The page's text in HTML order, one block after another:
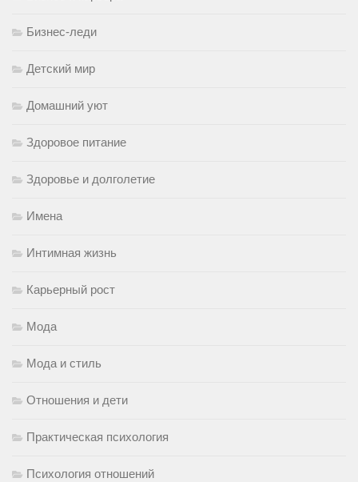
Бизнес-леди
Детский мир
Домашний уют
Здоровое питание
Здоровье и долголетие
Имена
Интимная жизнь
Карьерный рост
Мода
Мода и стиль
Отношения и дети
Практическая психология
Психология отношений